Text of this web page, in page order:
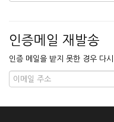
인증메일 재발송
인증 메일을 받지 못한 경우 다